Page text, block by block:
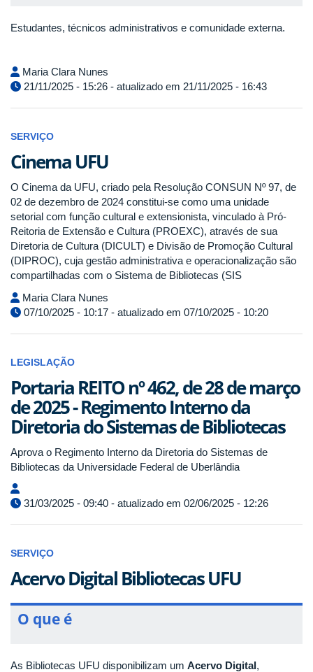
Estudantes, técnicos administrativos e comunidade externa.
Maria Clara Nunes
21/11/2025 - 15:26 - atualizado em 21/11/2025 - 16:43
SERVIÇO
Cinema UFU
O Cinema da UFU, criado pela Resolução CONSUN Nº 97, de
02 de dezembro de 2024 constitui-se como uma unidade
setorial com função cultural e extensionista, vinculado à Pró-
Reitoria de Extensão e Cultura (PROEXC), através de sua
Diretoria de Cultura (DICULT) e Divisão de Promoção Cultural
(DIPROC), cuja gestão administrativa e operacionalização são
compartilhadas com o Sistema de Bibliotecas (SIS
Maria Clara Nunes
07/10/2025 - 10:17 - atualizado em 07/10/2025 - 10:20
LEGISLAÇÃO
Portaria REITO nº 462, de 28 de março
de 2025 - Regimento Interno da
Diretoria do Sistemas de Bibliotecas
Aprova o Regimento Interno da Diretoria do Sistemas de
Bibliotecas da Universidade Federal de Uberlândia
31/03/2025 - 09:40 - atualizado em 02/06/2025 - 12:26
SERVIÇO
Acervo Digital Bibliotecas UFU
O que é
As Bibliotecas UFU disponibilizam um Acervo Digital,